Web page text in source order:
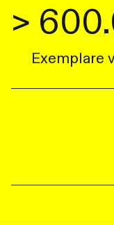
>
Exemplare